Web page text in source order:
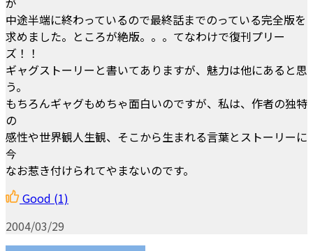
中途半端に終わっているので最終話までのっている完全版を
求めました。ところが絶版。。。てなわけで復刊プリー
ズ！！
ギャグストーリーと書いてありますが、魅力は他にあると思
う。
もちろんギャグもめちゃ面白いのですが、私は、作者の独特
の
感性や世界観人生観、そこから生まれる言葉とストーリーに
今
なお惹き付けられてやまないのです。
Good (1)
2004/03/29